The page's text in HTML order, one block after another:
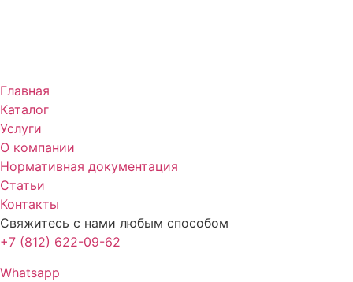
Главная
Каталог
Услуги
О компании
Нормативная документация
Статьи
Контакты
Свяжитесь с нами любым способом
+7 (812) 622-09-62
Whatsapp